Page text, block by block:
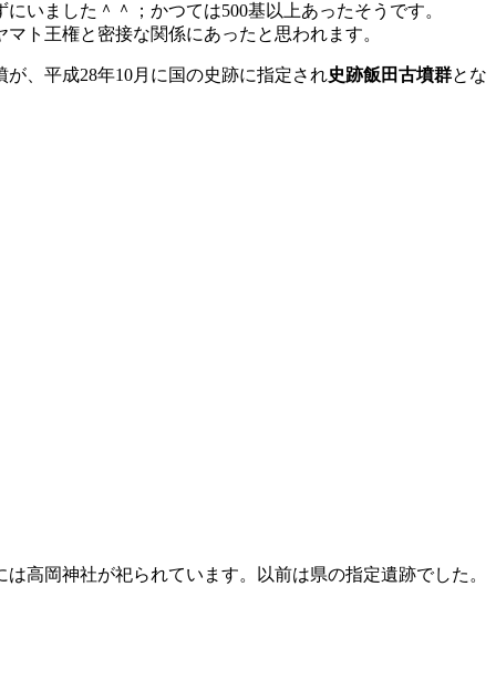
いました＾＾；かつては500基以上あったそうです。
ト王権と密接な関係にあったと思われます。
、平成28年10月に国の史跡に指定され史跡飯田古墳群とな
高岡神社が祀られています。以前は県の指定遺跡でした。